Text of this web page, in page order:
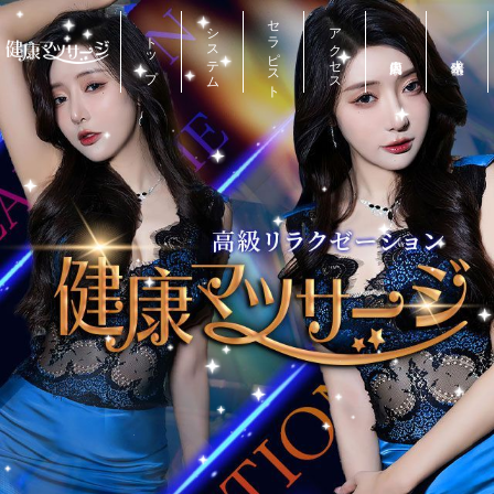
トップ システム セラピスト アクセス 店内風景